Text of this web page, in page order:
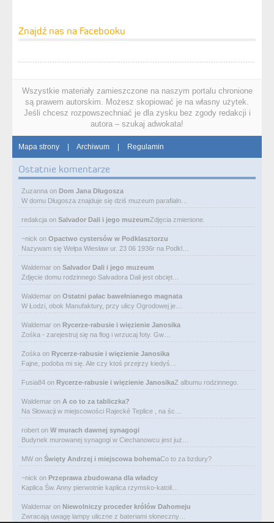
Znajdź nas na Facebooku
Wszystkie materiały zamieszczone na naszym portalu chronione
są prawem autorskim. Możesz skopiować je na własny użytek.
Jeśli chcesz rozpowszechniać je dla zysku bez zgody redakcji i
autora – szukaj adwokata!
Mapa strony | Archiwum | Regulamin
Ostatnie komentarze
Zuzanna on Dom Jana Długosza
W domu Długosza znajduje się dziś muzeum parafialn…
redakcja on Salvador Dali i jego muzeumZdjęcia zmienione.
~nick on Opactwo cystersów w Podklasztorzu
Nazywam się Wełpa Wiesław ur. 23 06 1936r na Podkl…
Waldemar on Salvador Dali i jego muzeum
Zdjęcie domu rodzinnego Salvadora Dali jest obcięt…
Waldemar on Ostatni pałac bawełnianego magnata
W Łodzi, obok Manufaktury, przy ulicy Ogrodowej je…
Waldemar on Rycerze-rabusie i więzienie Janosika
Zośka - zarejestruj się na flog i wrzucaj foty. Gw…
Zośka on Rycerze-rabusie i więzienie Janosika
Fajne, podoba mi się. Ale czy ktoś przejrzy kiedyś…
Fusia84 on Rycerze-rabusie i więzienie JanosikaZ albumu rodzinnego.
Waldemar on A co to za tabliczka?
Na Słowacji w miejscowości Rajecké Teplice , na śc…
robert on W murach dawnej synagogi
Budynek murowanej synagogi w Ciechanowcu jest już…
MW on Święty Andrzej i miejscowa bohemaCo to za bzdury?
~nick on Przeprawa zbudowana dla władcy
Kaplica Św. Anny pierwotnie kaplica rzymsko-katoli…
Waldemar on Niewolniczy proceder królów Dahomeju
Zwracają uwagę lampy uliczne z bateriami słoneczny…